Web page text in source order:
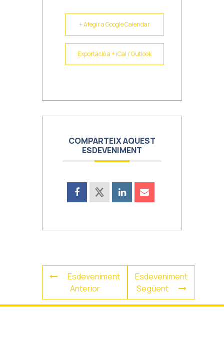
+ Afegir a Google Calendar
Exportació a + iCal / Outlook
COMPARTEIX AQUEST
ESDEVENIMENT
Esdeveniment
Anterior
Esdeveniment
Següent